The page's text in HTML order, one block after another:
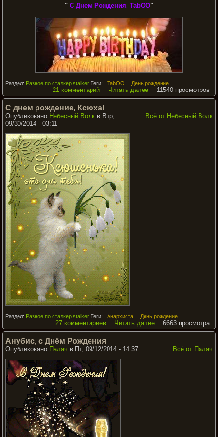
" С Днем Рождения, TabOO"
Раздел: Разное по сталкер stalker Теги: TabOO День рождение
21 комментарий Читать далее 11540 просмотров
С днем рождение, Ксюха!
Всё от Небесный Волк
Опубликовано Небесный Волк в Втр,
09/30/2014 - 03:11
Раздел: Разное по сталкер stalker Теги: Анархиста День рождение
27 комментариев Читать далее 6663 просмотра
Анубис, с Днём Рождения
Всё от Палач
Опубликовано Палач в Пт, 09/12/2014 - 14:37